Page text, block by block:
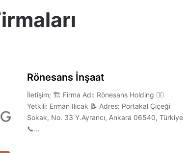
Rönesans İnşaat
İletişim; 🏗 Firma Adı: Rönesans Holding 👷‍♂️
Yetkili: Erman Ilıcak 📝 Adres: Portakal Çiçeği
Sokak, No. 33 Y.Ayrancı, Ankara 06540, Türkiye
📞…